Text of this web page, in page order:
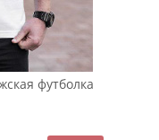
футболка